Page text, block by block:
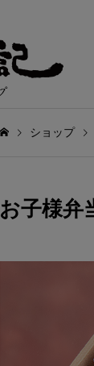
ショップ
お子様